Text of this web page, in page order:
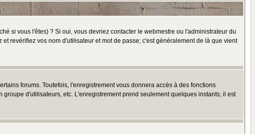
si vous l'êtes) ? Si oui, vous devriez contacter le webmestre ou l'administrateur du
revérifiez vos nom d'utilisateur et mot de passe; c'est généralement de là que vient
forums. Toutefois, l'enregistrement vous donnera accès à des fonctions
d'utilisateurs, etc. L'enregistrement prend seulement quelques instants; il est